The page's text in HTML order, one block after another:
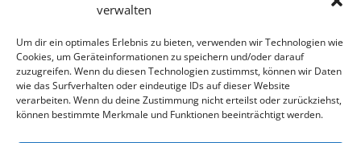
verwalten
Um dir ein optimales Erlebnis zu bieten, verwenden wir Technologien wie
Cookies, um Geräteinformationen zu speichern und/oder darauf
zuzugreifen. Wenn du diesen Technologien zustimmst, können wir Daten
wie das Surfverhalten oder eindeutige IDs auf dieser Website
verarbeiten. Wenn du deine Zustimmung nicht erteilst oder zurückziehst,
können bestimmte Merkmale und Funktionen beeinträchtigt werden.